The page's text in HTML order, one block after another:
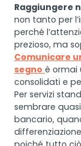
Raggiungere
non tanto per
perché
prezioso, ma
Comunicare
segno è ormai
consolidati e
Per servizi
sembrare
bancario,